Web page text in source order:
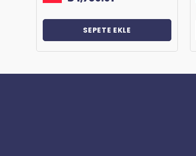
SEPETE EKLE